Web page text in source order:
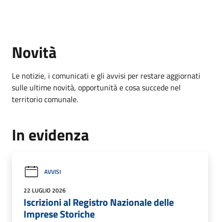
Novità
Le notizie, i comunicati e gli avvisi per restare aggiornati
sulle ultime novità, opportunità e cosa succede nel
territorio comunale.
In evidenza
AVVISI
22 LUGLIO 2026
Iscrizioni al Registro Nazionale delle
Imprese Storiche